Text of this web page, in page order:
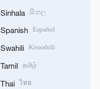
Sinhala සිංහල
Spanish Español
Swahili Kiswahili
Tamil தமிழ்
Thai ไทย